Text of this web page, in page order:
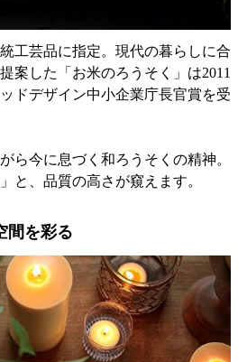
工芸品に指定。現代の暮らしに合
案した「お米のろうそく」は2011
ドデザイン中小企業庁長官賞を受
ら今に息づく和ろうそくの精神。
と、品質の高さが窺えます。
間を彩る